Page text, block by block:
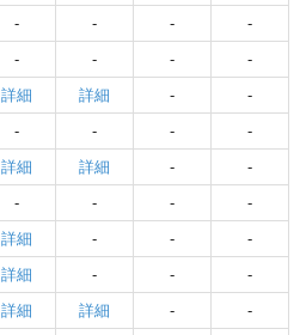
- - -
-
- - -
-
詳細 詳細 -
-
- - -
-
詳細 詳細 -
-
- - -
-
詳細 - -
-
詳細 - -
-
詳細 詳細 -
-